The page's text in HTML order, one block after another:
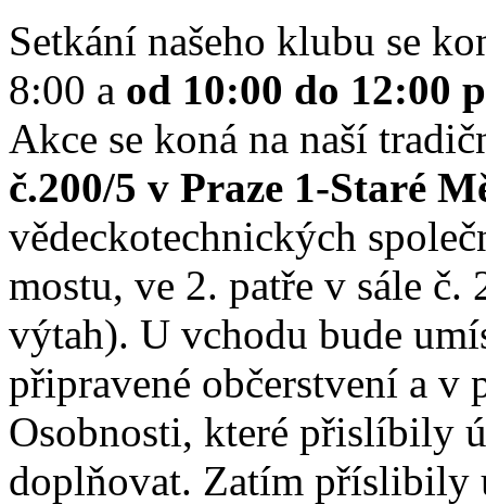
Setkání našeho klubu se
8:00 a od 10:00 do 12:00
Akce se koná na naší
č.200/5 v Praze 1-Staré
vědeckotechnických
mostu, ve 2. patře v sále
výtah). U vchodu bude
připravené občerstvení a
Osobnosti, které přislíbily
doplňovat. Zatím příslibily